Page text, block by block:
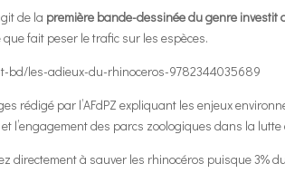
de la première bande-dessinée du genre investit
fait peser le trafic sur les espèces.
bd/les-adieux-du-rhinoceros-9782344035689
rédigé par l’AFdPZ expliquant les enjeux
l’engagement des parcs zoologiques dans la lutte
directement à sauver les rhinocéros puisque 3%